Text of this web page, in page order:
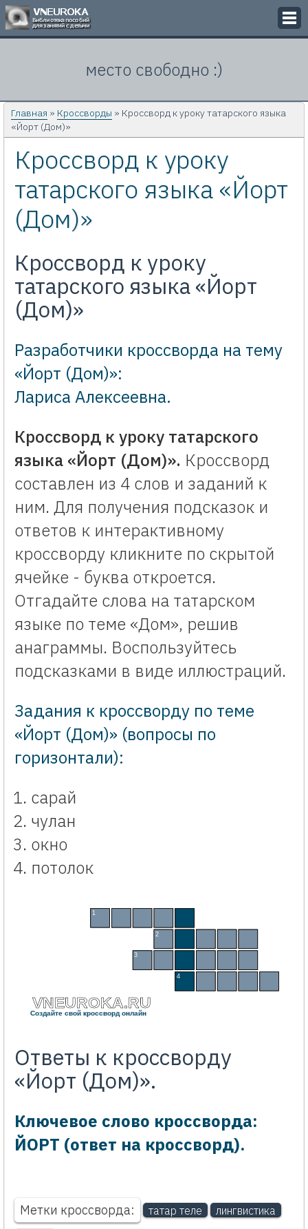
Кроссворды
Презентации
Задачи
Картинки
Контакты
место свободно :)
Главная » Кроссворды » Кроссворд к уроку татарского языка
«Йорт (Дом)»
Кроссворд к уроку
татарского языка «Йорт
(Дом)»
Кроссворд к уроку
татарского языка «Йорт
(Дом)»
Разработчики кроссворда на тему
«Йорт (Дом)»:
Лариса Алексеевна.
Кроссворд к уроку татарского
языка «Йорт (Дом)». Кроссворд
составлен из 4 слов и заданий к
ним. Для получения подсказок и
ответов к интерактивному
кроссворду кликните по скрытой
ячейке - буква откроется.
Отгадайте слова на татарском
языке по теме «Дом», решив
анаграммы. Воспользуйтесь
подсказками в виде иллюстраций.
Задания к кроссворду по теме
«Йорт (Дом)» (вопросы по
горизонтали):
сарай
чулан
окно
потолок
VNEUROKA.RU
Создайте свой кроссворд онлайн
С
Ч
Т
1
2
3
4
Ответы к кроссворду
«Йорт (Дом)».
Ключевое слово кроссворда:
ЙОРТ (ответ на кроссворд).
Метки кроссворда: татар теле
лингвистика